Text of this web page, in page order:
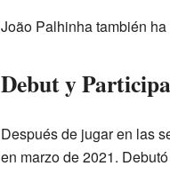
João Palhinha también
Debut y
Después de jugar en las
en marzo de 2021.